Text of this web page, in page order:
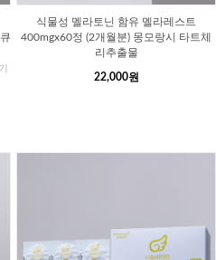
식물성 멜라토닌 함유 멜라레스트
400mgx60정 (2개월분) 몽모랑시 타트체
리추출물
22,000원